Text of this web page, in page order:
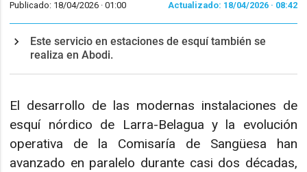
Publicado: 18/04/2026 ·01:00 Actualizado: 18/04/2026 · 08:42
Este servicio en estaciones de esquí también se
realiza en Abodi.
El desarrollo de las modernas instalaciones de
esquí nórdico de Larra-Belagua y la evolución
operativa de la Comisaría de Sangüesa han
avanzado en paralelo durante casi dos décadas,